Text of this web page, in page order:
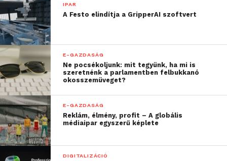
IPAR
A Festo elindítja a GripperAI szoftvert
E-GAZDASÁG
Ne pocsékoljunk: mit tegyünk, ha mi is
szeretnénk a parlamentben felbukkanó
okosszemüveget?
E-GAZDASÁG
Reklám, élmény, profit – A globális
médiaipar egyszerű képlete
DIGITALIZÁCIÓ